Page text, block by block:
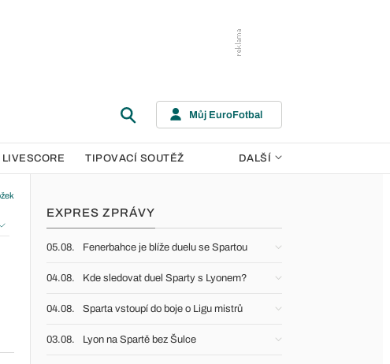
Můj EuroFotbal
LIVESCORE TIPOVACÍ SOUTĚŽ DALŠÍ
EXPRES ZPRÁVY
05.08. Fenerbahce je blíže duelu se Spartou
04.08. Kde sledovat duel Sparty s Lyonem?
04.08. Sparta vstoupí do boje o Ligu mistrů
03.08. Lyon na Spartě bez Šulce